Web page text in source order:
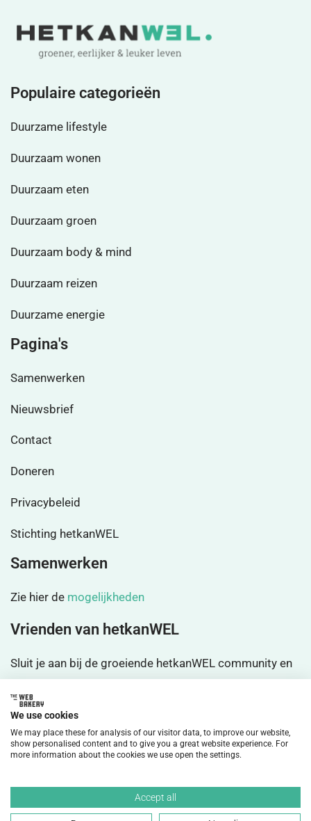
Populaire categorieën
Duurzame lifestyle
Duurzaam wonen
Duurzaam eten
Duurzaam groen
Duurzaam body & mind
Duurzaam reizen
Duurzame energie
Pagina's
Samenwerken
Nieuwsbrief
Contact
Doneren
Privacybeleid
Stichting hetkanWEL
Samenwerken
Zie hier de mogelijkheden
Vrienden van hetkanWEL
Sluit je aan bij de groeiende hetkanWEL community en
©2026 HetkanWEL Alle rechten voorbehouden.
Disclaimer
We use cookies
We may place these for analysis of our visitor data, to improve our website,
show personalised content and to give you a great website experience. For
more information about the cookies we use open the settings.
Accept all